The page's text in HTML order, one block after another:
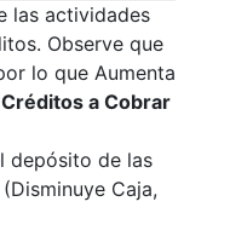
las actividades
Observe que
lo que Aumenta
Créditos a Cobrar
depósito de las
Caja,